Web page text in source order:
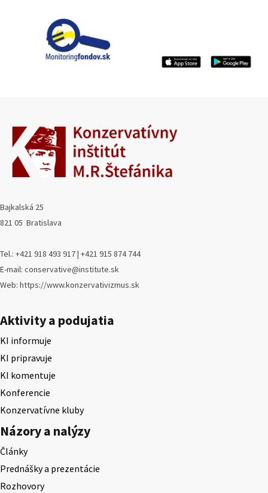
Bajkalská 25
821 05 Bratislava
Tel.: +421 918 493 917 | +421 915 874 744
E-mail: conservative@institute.sk
Web: https://www.konzervativizmus.sk
Aktivity a podujatia
KI informuje
KI pripravuje
KI komentuje
Konferencie
Konzervatívne kluby
Názory a nalýzy
Články
Prednášky a prezentácie
Rozhovory